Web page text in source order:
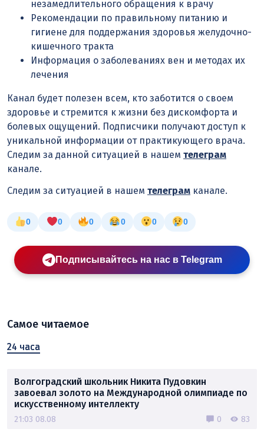
незамедлительного обращения к врачу
Рекомендации по правильному питанию и
гигиене для поддержания здоровья желудочно-
кишечного тракта
Информация о заболеваниях вен и методах их
лечения
Канал будет полезен всем, кто заботится о своем
здоровье и стремится к жизни без дискомфорта и
болевых ощущений. Подписчики получают доступ к
уникальной информации от практикующего врача.
Следим за данной ситуацией в нашем телеграм
канале.
Следим за ситуацией в нашем телеграм канале.
0 0 0 0 0 0
Подписывайтесь на нас в Telegram
Самое читаемое
24 часа
Волгоградский школьник Никита Пудовкин
завоевал золото на Международной олимпиаде по
искусственному интеллекту
21:03 08.08 0 83